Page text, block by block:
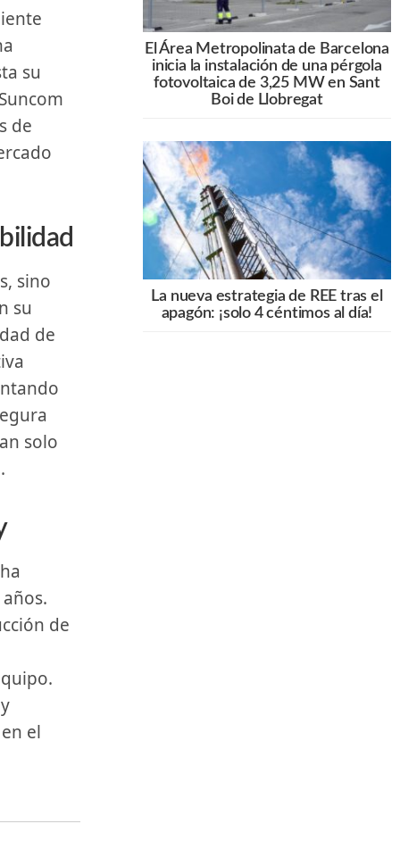
su
de
su
de
solo
de
el
El Área Metropolinata de Barcelona
inicia la instalación de una pérgola
fotovoltaica de 3,25 MW en Sant
Boi de Llobregat
La nueva estrategia de REE tras el
apagón: ¡solo 4 céntimos al día!